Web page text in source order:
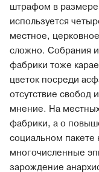
штрафом в
используется
местное,
сложно. Собрания
фабрики тоже
цветок посреди
отсутствие свобод
мнение. На
фабрики, а о
социальном
многочисленные
зарождение